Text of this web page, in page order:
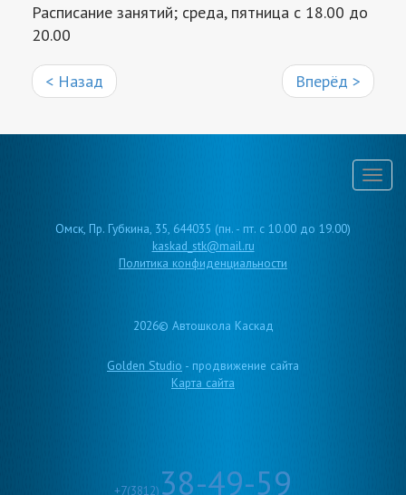
Расписание занятий; среда, пятница с 18.00 до
20.00
< Назад Вперёд >
Омск, Пр. Губкина, 35, 644035 (пн. - пт. с 10.00 до 19.00)
kaskad_stk@mail.ru
Политика конфиденциальности
2026© Автошкола Каскад
Golden Studio - продвижение сайта
Карта сайта
+7(3812) 38-49-59